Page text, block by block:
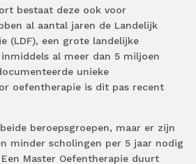
bestaat deze ook voor
al aantal jaren de Landelijk
(LDF), een grote landelijke
al meer dan 5 miljoen
unieke
oefentherapie is dit pas recent
beroepsgroepen, maar er zijn
minder scholingen per 5 jaar nodig
Master Oefentherapie duurt